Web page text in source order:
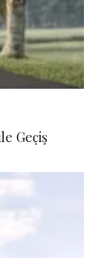
Geçiş